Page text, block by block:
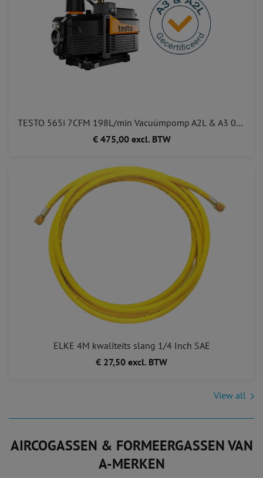
TESTO 565i 7CFM 198L/min Vacuümpomp A2L & A3 05645652
€ 475,00 excl. BTW
ELKE 4M kwaliteits slang 1/4 Inch SAE
€ 27,50 excl. BTW
View all
AIRCOGASSEN & FORMEERGASSEN VAN
A-MERKEN